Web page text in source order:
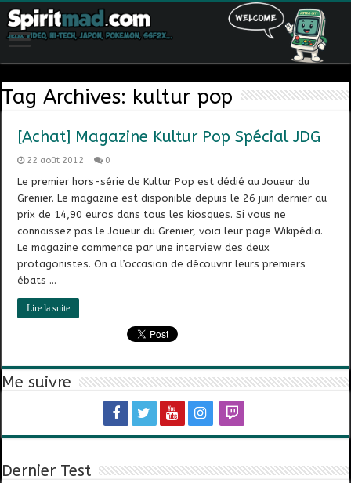
Tag Archives: kultur pop
[Achat] Magazine Kultur Pop Spécial JDG
22 août 2012 0
Le premier hors-série de Kultur Pop est dédié au Joueur du
Grenier. Le magazine est disponible depuis le 26 juin dernier au
prix de 14,90 euros dans tous les kiosques. Si vous ne
connaissez pas le Joueur du Grenier, voici leur page Wikipédia.
Le magazine commence par une interview des deux
protagonistes. On a l’occasion de découvrir leurs premiers
ébats …
Lire la suite
Me suivre
Dernier Test